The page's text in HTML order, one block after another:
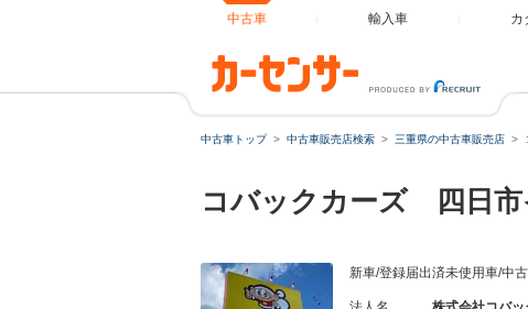
中古車 輸入車 カ
中古車トップ 中古車販売店検索 三重県の中古車販売店
コバックカーズ 四日市
新車/登録届出済未使用車/中